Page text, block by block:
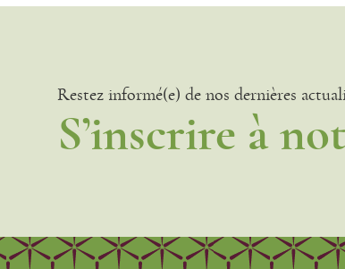
Restez informé(e) de nos dernières
S’inscrire à